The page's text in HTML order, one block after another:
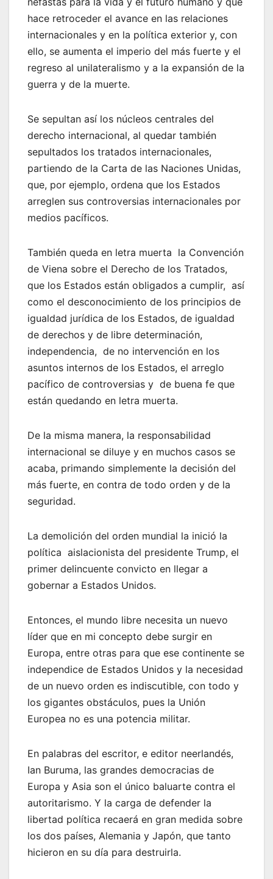
hace retroceder el avance en las relaciones
internacionales y en la política exterior y, con
ello, se aumenta el imperio del más fuerte y el
regreso al unilateralismo y a la expansión de la
guerra y de la muerte.
Se sepultan así los núcleos centrales del
derecho internacional, al quedar también
sepultados los tratados internacionales,
partiendo de la Carta de las Naciones Unidas,
que, por ejemplo, ordena que los Estados
arreglen sus controversias internacionales por
medios pacíficos.
También queda en letra muerta la Convención
de Viena sobre el Derecho de los Tratados,
que los Estados están obligados a cumplir, así
como el desconocimiento de los principios de
igualdad jurídica de los Estados, de igualdad
de derechos y de libre determinación,
independencia, de no intervención en los
asuntos internos de los Estados, el arreglo
pacífico de controversias y de buena fe que
están quedando en letra muerta.
De la misma manera, la responsabilidad
internacional se diluye y en muchos casos se
acaba, primando simplemente la decisión del
más fuerte, en contra de todo orden y de la
seguridad.
La demolición del orden mundial la inició la
política aislacionista del presidente Trump, el
primer delincuente convicto en llegar a
gobernar a Estados Unidos.
Entonces, el mundo libre necesita un nuevo
líder que en mi concepto debe surgir en
Europa, entre otras para que ese continente se
independice de Estados Unidos y la necesidad
de un nuevo orden es indiscutible, con todo y
los gigantes obstáculos, pues la Unión
Europea no es una potencia militar.
En palabras del escritor, e editor neerlandés,
Ian Buruma, las grandes democracias de
Europa y Asia son el único baluarte contra el
autoritarismo. Y la carga de defender la
libertad política recaerá en gran medida sobre
los dos países, Alemania y Japón, que tanto
hicieron en su día para destruirla.